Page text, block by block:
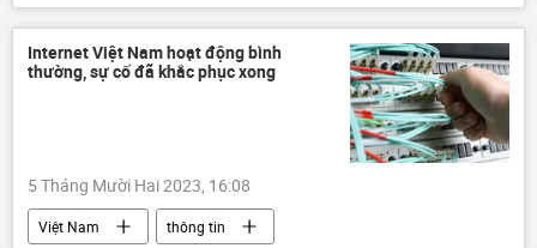
Pháp luật
tội phạm
Сuộc chiến chống tham nhũng ở Việt Nam
Internet Việt Nam hoạt động bình
thường, sự cố đã khắc phục xong
5 Tháng Mười Hai 2023, 16:08
Việt Nam
thông tin